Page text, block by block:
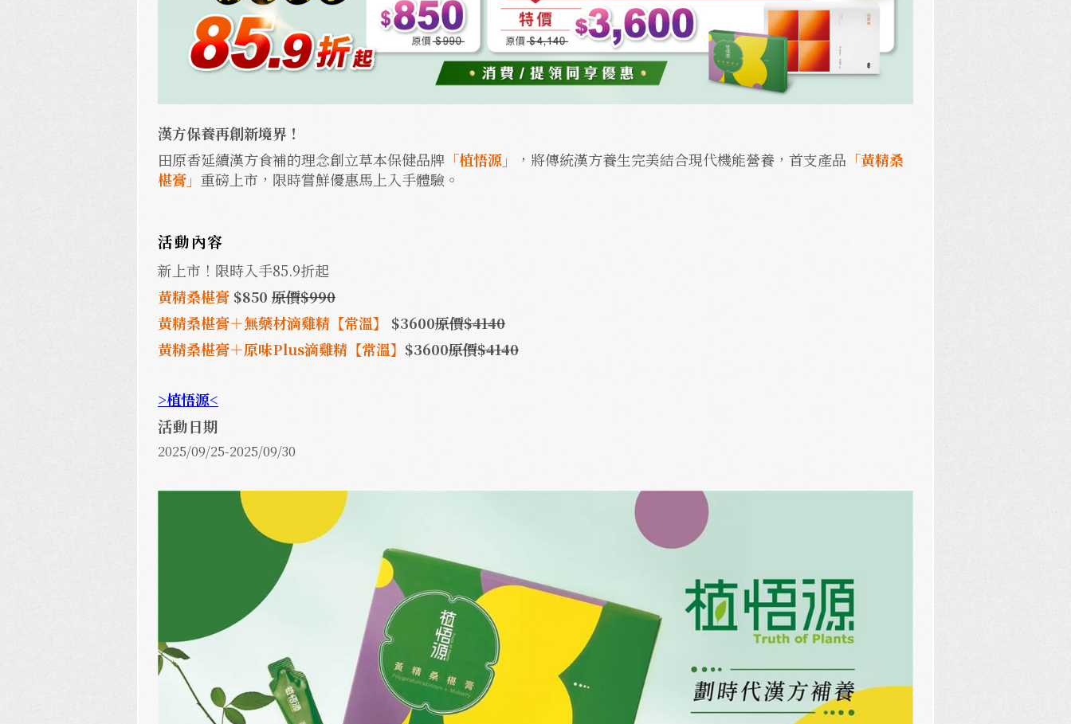
漢方保養再創新境界！
田原香延續漢方食補的理念創立草本保健品牌 「植悟源」 ，將傳統漢方養生完美結合現代機能營養，首支產品 「黃精桑
椹膏」 重磅上市，限時嘗鮮優惠馬上入手體驗。
活動內容
新上市！限時入手85.9折起
黃精桑椹膏$850 原價$990
黃精桑椹膏＋無藥材滴雞精【常溫】
$3600原價$4140
黃精桑椹膏＋原味Plus滴雞精【常溫】 $3600原價$4140
>植悟源<
活動日期
2025/09/25-2025/09/30